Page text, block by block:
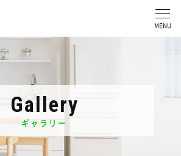
MENU
Gallery
ギャラリー